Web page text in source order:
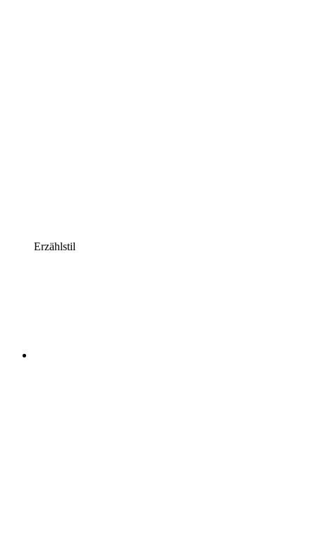
Erzählstil